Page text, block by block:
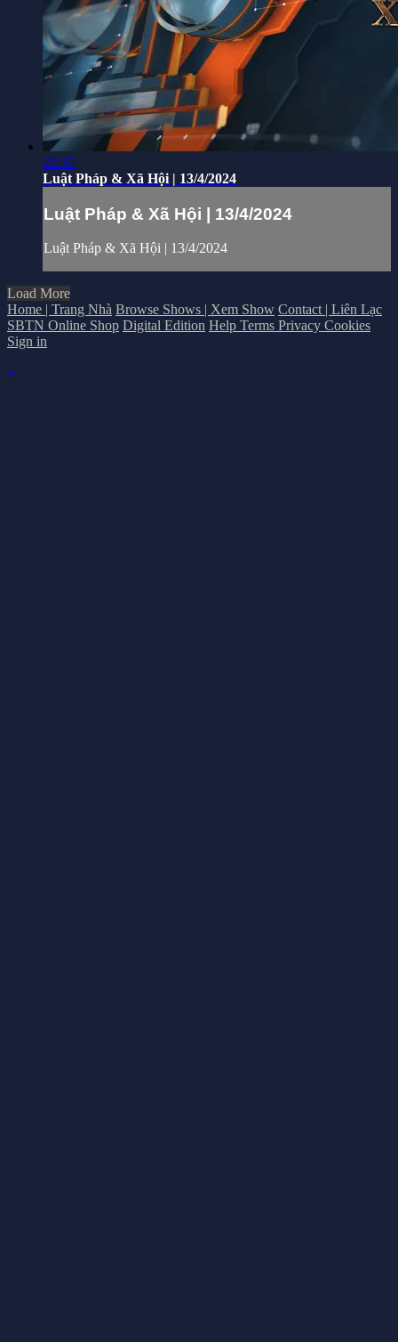
22:35
Luật Pháp & Xã Hội | 13/4/2024
Luật Pháp & Xã Hội | 13/4/2024
Luật Pháp & Xã Hội | 13/4/2024
Load More
Home | Trang Nhà Browse Shows | Xem Show Contact | Liên Lạc
SBTN Online Shop Digital Edition Help Terms Privacy Cookies
Sign in
×